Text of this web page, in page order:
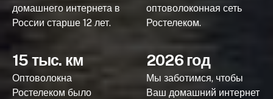
домашнего интернета в
России старше 12 лет.
оптоволоконная сеть
Ростелеком.
15 тыс. км
Оптоволокна
Ростелеком было
2026 год
Мы заботимся, чтобы
Ваш домашний интернет